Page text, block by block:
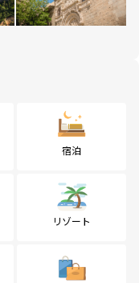
宿泊
リゾート